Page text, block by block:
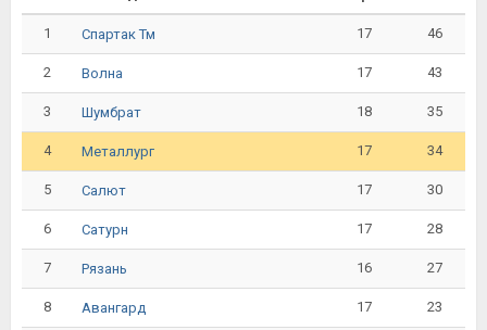
1 Спартак Тм 17 46
2 Волна 17 43
3 Шумбрат 18 35
4 Металлург 17 34
5 Салют 17 30
6 Сатурн 17 28
7 Рязань 16 27
8 Авангард 17 23